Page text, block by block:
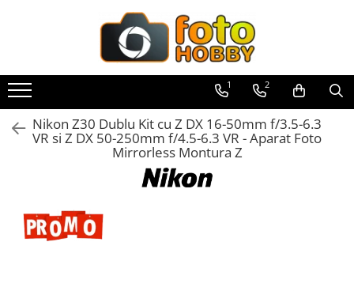
Aparate Foto
Aparate Foto Mirrorless
Aparate Foto DSLR
Aparate Foto Compacte
Cursuri foto
1 2
Nikon Z30 Dublu Kit cu Z DX 16-50mm f/3.5-6.3
VR si Z DX 50-250mm f/4.5-6.3 VR - Aparat Foto
Mirrorless Montura Z